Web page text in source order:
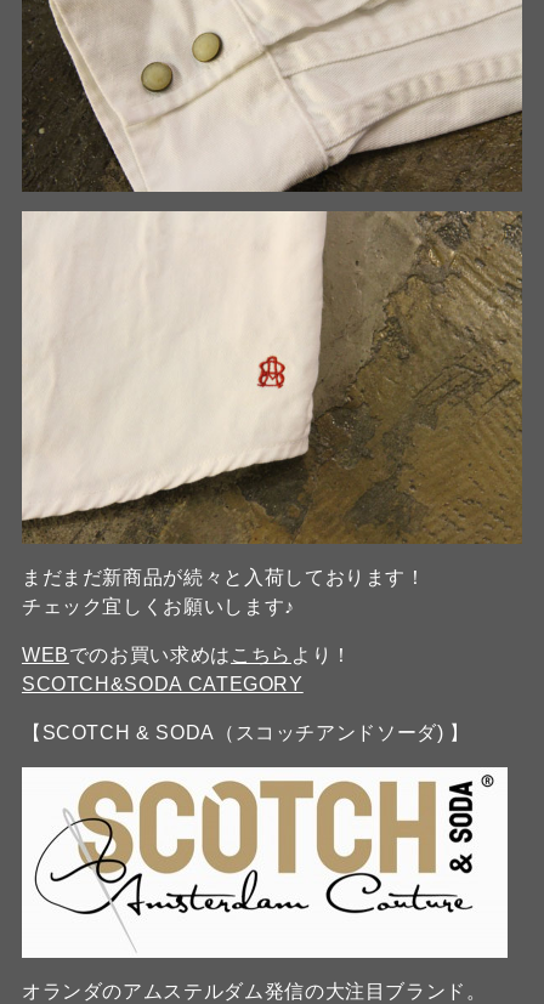
まだまだ新商品が続々と入荷しております！
チェック宜しくお願いします♪
WEBでのお買い求めは こちら より！
SCOTCH&SODA CATEGORY
【SCOTCH & SODA（スコッチアンドソーダ) 】
オランダのアムステルダム発信の大注目ブランド。